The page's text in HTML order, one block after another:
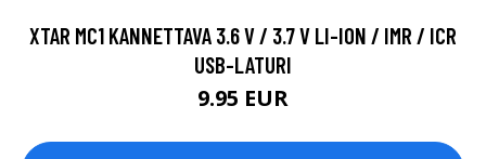
XTAR MC1 KANNETTAVA 3.6 V / 3.7 V LI-ION / IMR / ICR
USB-LATURI
9.95 EUR